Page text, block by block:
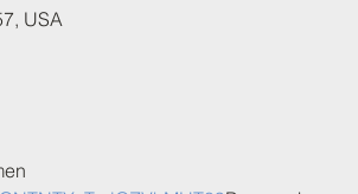
USA